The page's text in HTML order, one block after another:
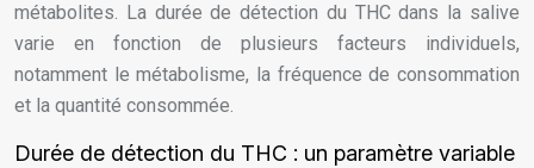
métabolites. La durée de détection du THC dans la salive
varie en fonction de plusieurs facteurs individuels,
notamment le métabolisme, la fréquence de consommation
et la quantité consommée.
Durée de détection du THC : un paramètre variable